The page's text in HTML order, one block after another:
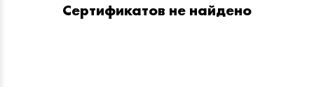
Сертификатов не найдено